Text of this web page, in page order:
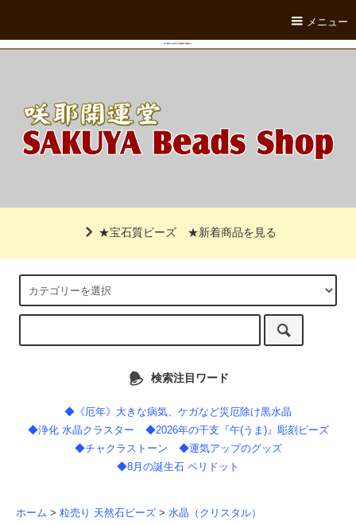
メニュー
★宝石質ビーズ ★新着商品を見る
検索注目ワード
◆《厄年》大きな病気、ケガなど災厄除け黒水晶
◆浄化 水晶クラスター
◆2026年の干支『午(うま)』彫刻ビーズ
◆チャクラストーン
◆運気アップのグッズ
◆8月の誕生石 ペリドット
ホーム > 粒売り 天然石ビーズ > 水晶（クリスタル）